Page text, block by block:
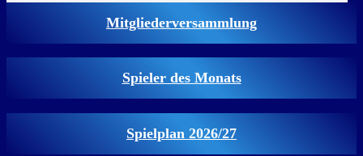
Mitgliederversammlung
Spieler des Monats
Spielplan 2026/27